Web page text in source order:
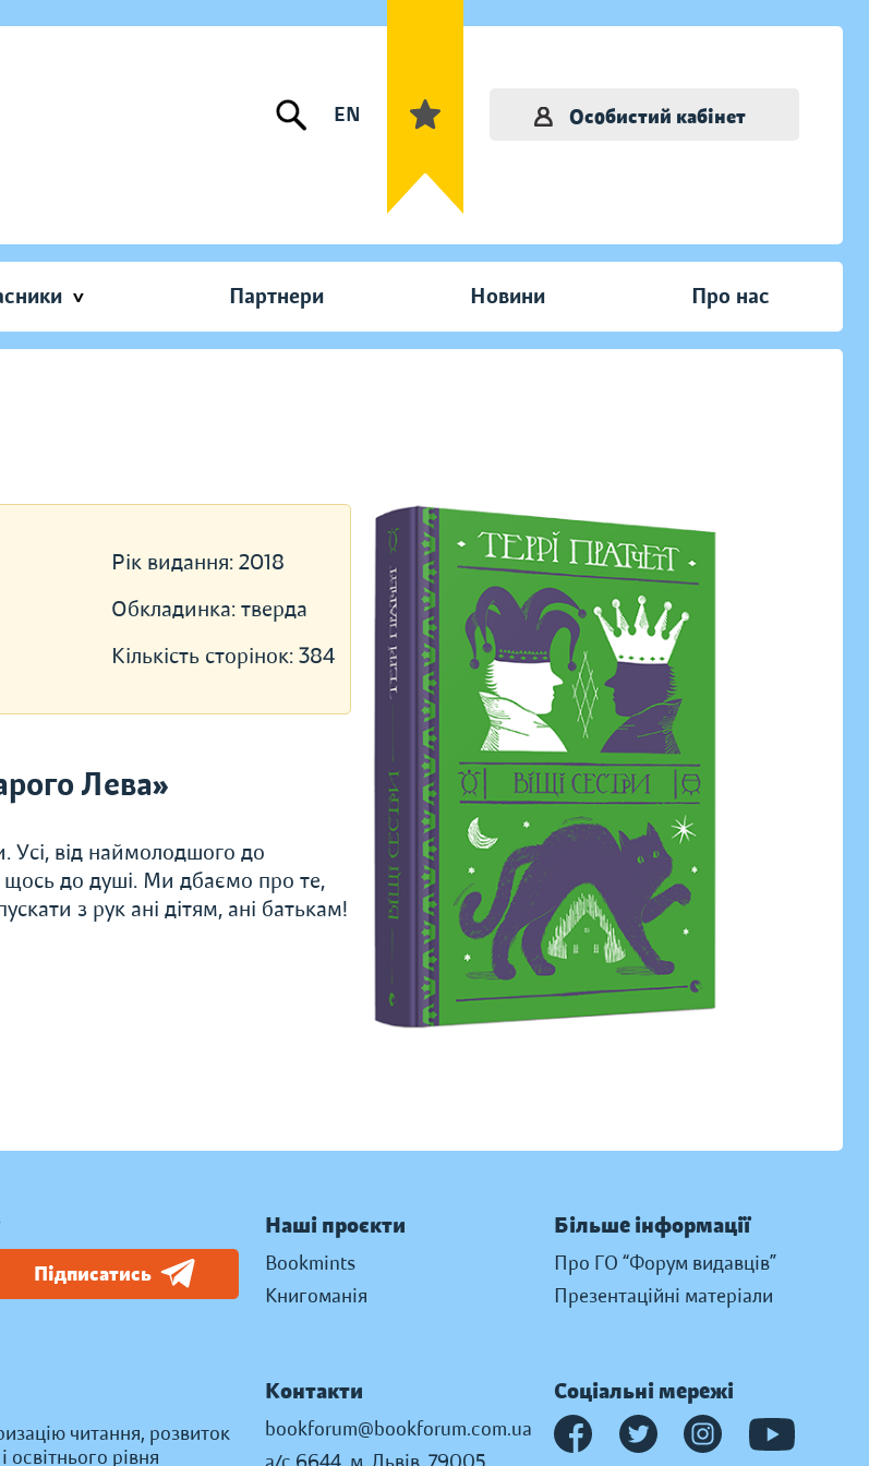
EN Особистий кабінет
Партнери Новини Про нас
Рік видання: 2018
Обкладинка: тверда
Кількість сторінок: 384
Лева»
Усі, від наймолодшого до
щось до душі. Ми дбаємо про те,
з рук ані дітям, ані батькам!
Підписатись
читання, розвиток
рівня
Наші проєкти
Bookmints
Книгоманія
Більше інформації
Про ГО “Форум видавців”
Презентаційні матеріали
Контакти
bookforum@bookforum.com.ua
Соціальні мережі